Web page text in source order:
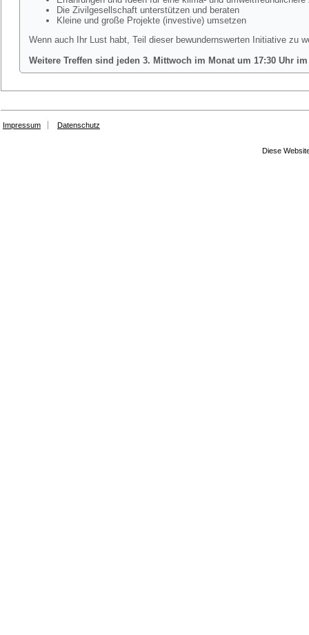
Die Zivilgesellschaft unterstützen und beraten
Kleine und große Projekte (investive) umsetzen
Wenn auch Ihr Lust habt, Teil dieser bewundernswerten Initiative zu
Weitere Treffen sind jeden 3. Mittwoch im Monat um 17:30 Uhr
Impressum Datenschutz
Diese